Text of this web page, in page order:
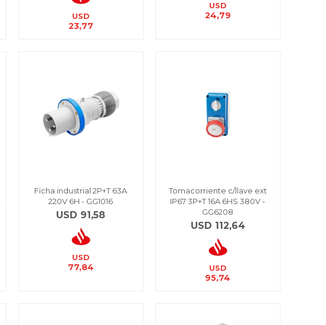
USD
23,77
USD
24,79
Ficha industrial 2P+T 63A
220V 6H - GG1016
USD 91,58
USD
77,84
Tomacorriente c/llave ext
IP67 3P+T 16A 6HS 380V -
GG6208
USD 112,64
USD
95,74